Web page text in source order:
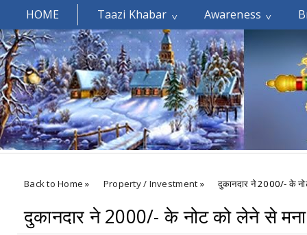
HOME Taazi Khabar Awareness
Welcomes You.....
Back to Home » Property / Investment » दुकानदार ने 2000/- के
दुकानदार ने 2000/- के नोट को लेने से मना